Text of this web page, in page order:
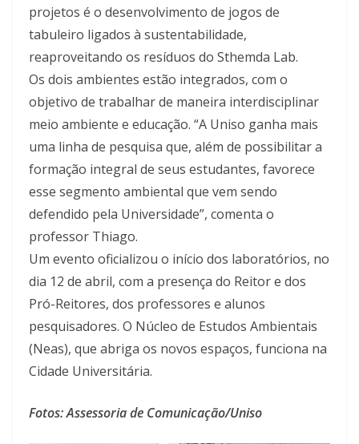
projetos é o desenvolvimento de jogos de
tabuleiro ligados à sustentabilidade,
reaproveitando os resíduos do Sthemda Lab.
Os dois ambientes estão integrados, com o
objetivo de trabalhar de maneira interdisciplinar
meio ambiente e educação. “A Uniso ganha mais
uma linha de pesquisa que, além de possibilitar a
formação integral de seus estudantes, favorece
esse segmento ambiental que vem sendo
defendido pela Universidade”, comenta o
professor Thiago.
Um evento oficializou o início dos laboratórios, no
dia 12 de abril, com a presença do Reitor e dos
Pró-Reitores, dos professores e alunos
pesquisadores. O Núcleo de Estudos Ambientais
(Neas), que abriga os novos espaços, funciona na
Cidade Universitária.
Fotos: Assessoria de Comunicação/Uniso